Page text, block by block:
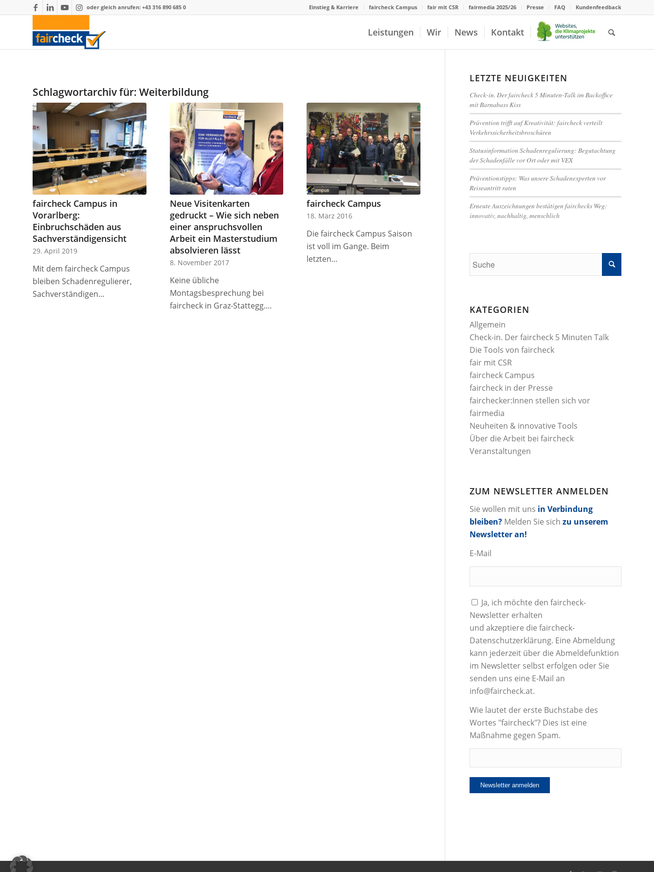
Einstieg & Karriere faircheck Campus fair mit CSR fairmedia 2025/26 Presse FAQ Kundenfeedback
oder gleich anrufen: +43 316 890 685 0
Leistungen Wir News Kontakt
Schlagwortarchiv für: Weiterbildung
faircheck Campus in
Vorarlberg:
Einbruchschäden aus
Sachverständigensicht
29. April 2019
Mit dem faircheck Campus
bleiben Schadenregulierer,
Sachverständigen…
Neue Visitenkarten
gedruckt – Wie sich neben
einer anspruchsvollen
Arbeit ein Masterstudium
absolvieren lässt
8. November 2017
Keine übliche
Montagsbesprechung bei
faircheck in Graz-Stattegg.…
faircheck Campus
18. März 2016
Die faircheck Campus Saison
ist voll im Gange. Beim
letzten…
LETZTE NEUIGKEITEN
Check-in. Der faircheck 5 Minuten-Talk im Backoffice
mit Barnabass Kiss
Prävention trifft auf Kreativität: faircheck verteilt
Verkehrssicherheitsbroschüren
Statusinformation Schadenregulierung: Begutachtung
der Schadenfälle vor Ort oder mit VEX
Präventionstipps: Was unsere Schadenexperten vor
Reiseantritt raten
Erneute Auszeichnungen bestätigen fairchecks Weg:
innovativ, nachhaltig, menschlich
KATEGORIEN
Allgemein
Check-in. Der faircheck 5 Minuten Talk
Die Tools von faircheck
fair mit CSR
faircheck Campus
faircheck in der Presse
fairchecker:Innen stellen sich vor
fairmedia
Neuheiten & innovative Tools
Über die Arbeit bei faircheck
Veranstaltungen
ZUM NEWSLETTER ANMELDEN
Sie wollen mit uns in Verbindung
bleiben? Melden Sie sich zu unserem
Newsletter an!
E-Mail
Ja, ich möchte den faircheck-
Newsletter erhalten
und akzeptiere die faircheck-
Datenschutzerklärung. Eine Abmeldung
kann jederzeit über die Abmeldefunktion
im Newsletter selbst erfolgen oder Sie
senden uns eine E-Mail an
info@faircheck.at.
Wie lautet der erste Buchstabe des
Wortes "faircheck"? Dies ist eine
Maßnahme gegen Spam.